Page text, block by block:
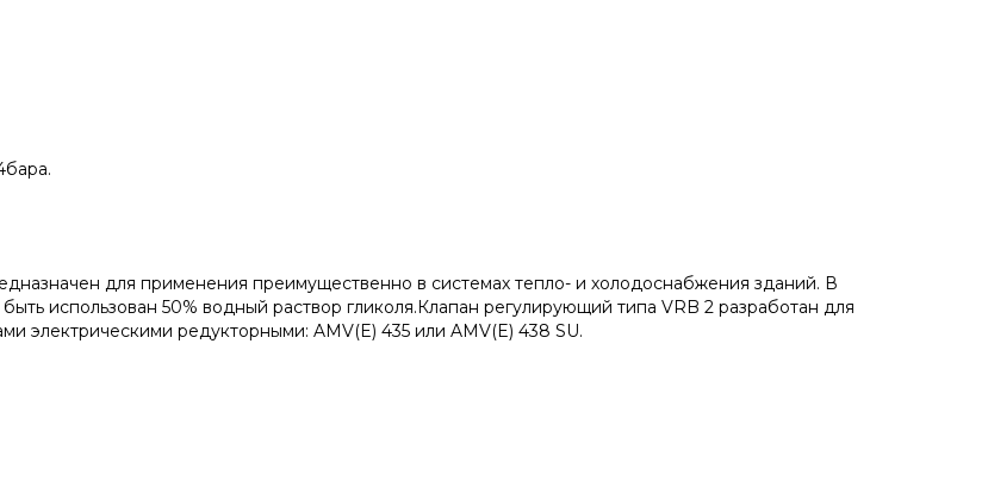
для применения преимущественно в системах тепло- и холодоснабжения зданий. В
использован 50% водный раствор гликоля.Клапан регулирующий типа VRB 2 разработан для
электрическими редукторными: AMV(E) 435 или AMV(E) 438 SU.